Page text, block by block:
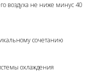
воздуха не ниже минус 40
сочетанию
охлаждения